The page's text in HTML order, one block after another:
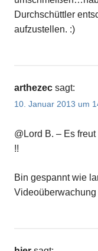
Durchschüttler
aufzustellen. :)
arthezec sagt:
10. Januar 2013 um
@Lord B. – Es
!!
Bin gespannt wie